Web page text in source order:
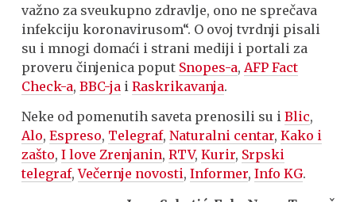
važno za sveukupno zdravlje, ono ne sprečava
infekciju koronavirusom“. O ovoj tvrdnji pisali
su i mnogi domaći i strani mediji i portali za
proveru činjenica poput Snopes-a, AFP Fact
Check-a,BBC-ja iRaskrikavanja.
Neke od pomenutih saveta prenosili su iBlic,
Alo,Espreso, Telegraf,Naturalni centar,Kako i
zašto,I love Zrenjanin,RTV,Kurir, Srpski
telegraf,Večernje novosti,Informer,Info KG.